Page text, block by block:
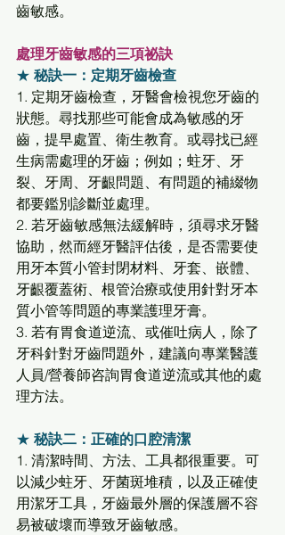
齒敏感。
處理牙齒敏感的三項祕訣
★ 秘訣一：定期牙齒檢查
1. 定期牙齒檢查，牙醫會檢視您牙齒的
狀態。尋找那些可能會成為敏感的牙
齒，提早處置、衛生教育。或尋找已經
生病需處理的牙齒；例如；蛀牙、牙
裂、牙周、牙齦問題、有問題的補綴物
都要鑑別診斷並處理。
2. 若牙齒敏感無法緩解時，須尋求牙醫
協助，然而經牙醫評估後，是否需要使
用牙本質小管封閉材料、牙套、嵌體、
牙齦覆蓋術、根管治療或使用針對牙本
質小管等問題的專業護理牙膏。
3. 若有胃食道逆流、或催吐病人，除了
牙科針對牙齒問題外，建議向專業醫護
人員/營養師咨詢胃食道逆流或其他的處
理方法。
★ 秘訣二：正確的口腔清潔
1. 清潔時間、方法、工具都很重要。可
以減少蛀牙、牙菌斑堆積，以及正確使
用潔牙工具，牙齒最外層的保護層不容
易被破壞而導致牙齒敏感。